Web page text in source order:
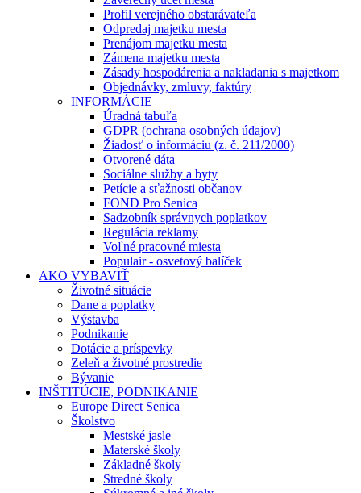
Profil verejného obstarávateľa
Odpredaj majetku mesta
Prenájom majetku mesta
Zámena majetku mesta
Zásady hospodárenia a nakladania s majetkom
Objednávky, zmluvy, faktúry
INFORMÁCIE
Úradná tabuľa
GDPR (ochrana osobných údajov)
Žiadosť o informáciu (z. č. 211/2000)
Otvorené dáta
Sociálne služby a byty
Petície a sťažnosti občanov
FOND Pro Senica
Sadzobník správnych poplatkov
Regulácia reklamy
Voľné pracovné miesta
Populair - osvetový balíček
AKO VYBAVIŤ
Životné situácie
Dane a poplatky
Výstavba
Podnikanie
Dotácie a príspevky
Zeleň a životné prostredie
Bývanie
INŠTITÚCIE, PODNIKANIE
Europe Direct Senica
Školstvo
Mestské jasle
Materské školy
Základné školy
Stredné školy